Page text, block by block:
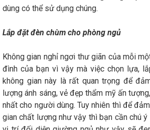
dùng có thể sử dụng chúng.
Lắp đặt đèn chùm cho phòng ngủ
Không gian nghỉ ngơi thư giãn của mỗi
đình của bạn vì vậy mà việc chọn lựa,
không gian này là rất quan trọng để
lượng ánh sáng, vẻ đẹp thẩm mỹ ấn
nhất cho người dùng. Tuy nhiên thì để
gian chất lượng như vậy thì bạn cần chú